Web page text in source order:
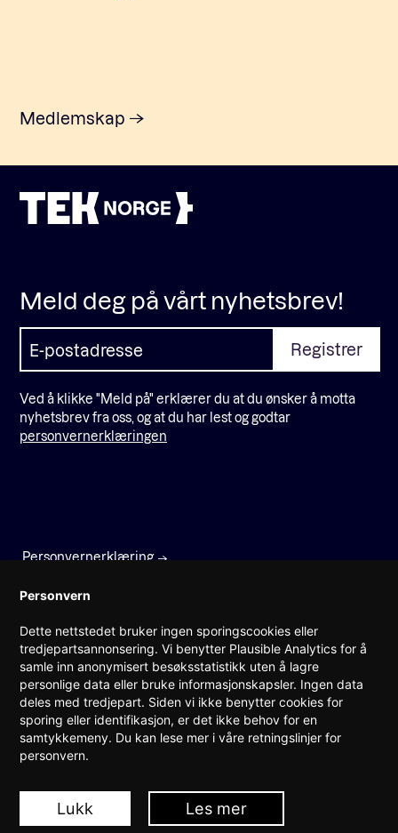
Meld deg på TEK Norges AV-
forum
Medlemskap
Prinsens gate 22
0157 Oslo
(+47) 960 08 142
post@teknorge.no
Ansvarlig webredaktør:
Meld deg på vårt nyhetsbrev!
Ved å klikke "Meld på" erklærer du at du ønsker å motta
nyhetsbrev fra oss, og at du har lest og godtar
personvernerklæringen
Personvernerklæring
Personvern
Dette nettstedet bruker ingen sporingscookies eller
tredjepartsannonsering. Vi benytter Plausible Analytics for å
samle inn anonymisert besøksstatistikk uten å lagre
personlige data eller bruke informasjonskapsler. Ingen data
deles med tredjepart. Siden vi ikke benytter cookies for
sporing eller identifikasjon, er det ikke behov for en
samtykkemeny. Du kan lese mer i våre retningslinjer for
personvern.
Lukk Les mer